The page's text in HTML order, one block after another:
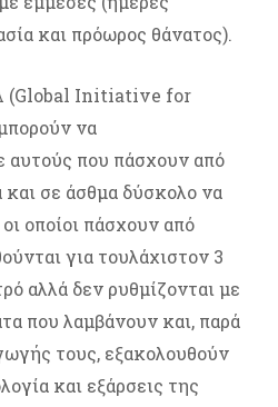
και πρόωρος θάνατος).
(Global Initiative for
να
αυτούς που πάσχουν από
σε άσθμα δύσκολο να
οποίοι πάσχουν από
για τουλάχιστον 3
αλλά δεν ρυθμίζονται με
που λαμβάνουν και, παρά
τους, εξακολουθούν
και εξάρσεις της